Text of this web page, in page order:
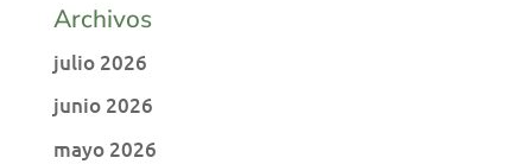
Archivos
julio 2026
junio 2026
mayo 2026